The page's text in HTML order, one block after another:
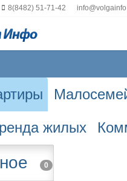
8(8482) 51-71-42
жилых
0